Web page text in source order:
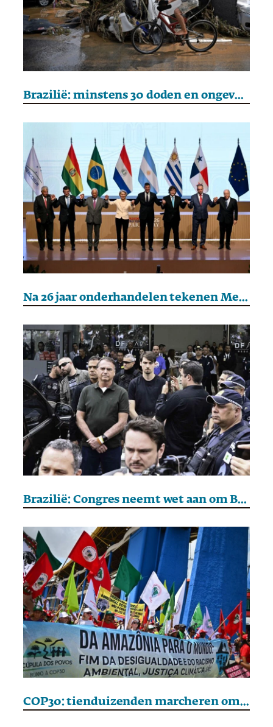
Brazilië: minstens 30 doden en ongeveer 40 vermisten na hevige regenval
Na 26 jaar onderhandelen tekenen Mercosur en de EU een vrijhandelsakkoord
Brazilië: Congres neemt wet aan om Bolsonaro’s gevangenisstraf te verkorten
COP30: tienduizenden marcheren om druk uit te oefenen op onderhandelaars